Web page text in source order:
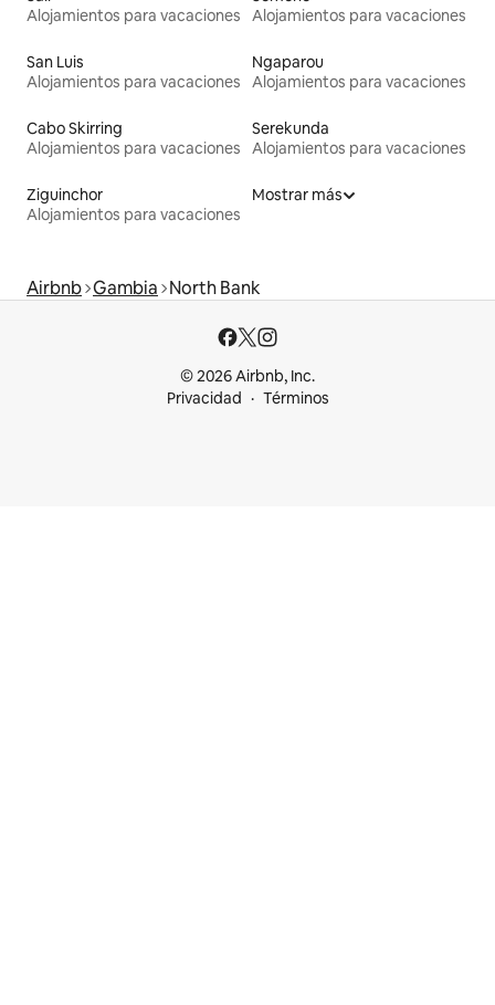
Alojamientos para vacaciones
Alojamientos para vacaciones
San Luis
Alojamientos para vacaciones
Ngaparou
Alojamientos para vacaciones
Cabo Skirring
Alojamientos para vacaciones
Serekunda
Alojamientos para vacaciones
Ziguinchor
Alojamientos para vacaciones
Mostrar más
Airbnb Gambia North Bank
© 2026 Airbnb, Inc.
Privacidad
Términos